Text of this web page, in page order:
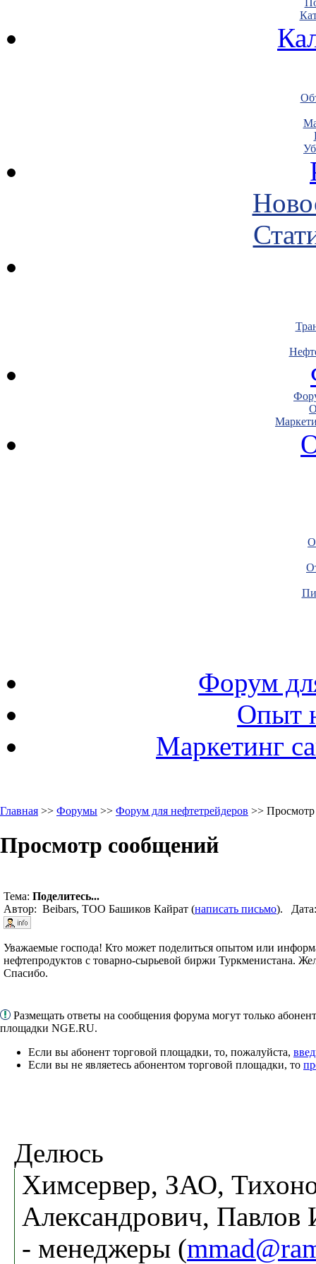
Форум
Опыт
Маркетинг
Главная >> Форумы >> Форум для нефтетрейдеров >>
Просмотр сообщений
Тема: Поделитесь...
Автор: Beibars, ТОО Башиков Кайрат (написать письмо).
Уважаемые господа! Кто может поделиться опытом или
нефтепродуктов с товарно-сырьевой биржи Туркменистана.
Спасибо.
Размещать ответы на сообщения форума могут только
площадки NGE.RU.
Если вы абонент торговой площадки, то, пожалуйста,
Если вы не являетесь абонентом торговой площадки, то
Делюсь
Химсервер, ЗАО,
Александрович,
- менеджеры (